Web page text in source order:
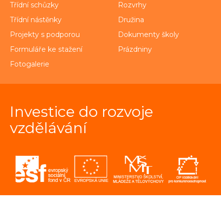
Třídní schůzky
Rozvrhy
Třídní nástěnky
Družina
Projekty s podporou
Dokumenty školy
Formuláře ke stažení
Prázdniny
Fotogalerie
Investice do rozvoje
vzdělávání